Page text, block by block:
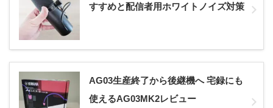
すすめと配信者用ホワイトノイズ対策
AG03生産終了から後継機へ 宅録にも
使えるAG03MK2レビュー